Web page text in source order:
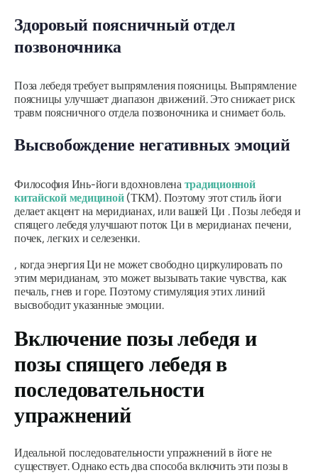
Здоровый поясничный отдел
позвоночника
Поза лебедя требует выпрямления поясницы. Выпрямление
поясницы улучшает диапазон движений. Это снижает риск
травм поясничного отдела позвоночника и снимает боль.
Высвобождение негативных эмоций
Философия Инь-йоги вдохновлена ​​традиционной
китайской медициной(ТКМ). Поэтому этот стиль йоги
делает акцент на меридианах, или вашей Ци . Позы лебедя и
спящего лебедя улучшают поток Ци в меридианах печени,
почек, легких и селезенки.
, когда энергияЦи не может свободно циркулировать по
этим меридианам, это может вызывать такие чувства, как
печаль, гнев и горе. Поэтому стимуляция этих линий
высвободит указанные эмоции.
Включение позы лебедя и
позы спящего лебедя в
последовательности
упражнений
Идеальной последовательности упражнений в йоге не
существует. Однако есть два способа включить эти позы в